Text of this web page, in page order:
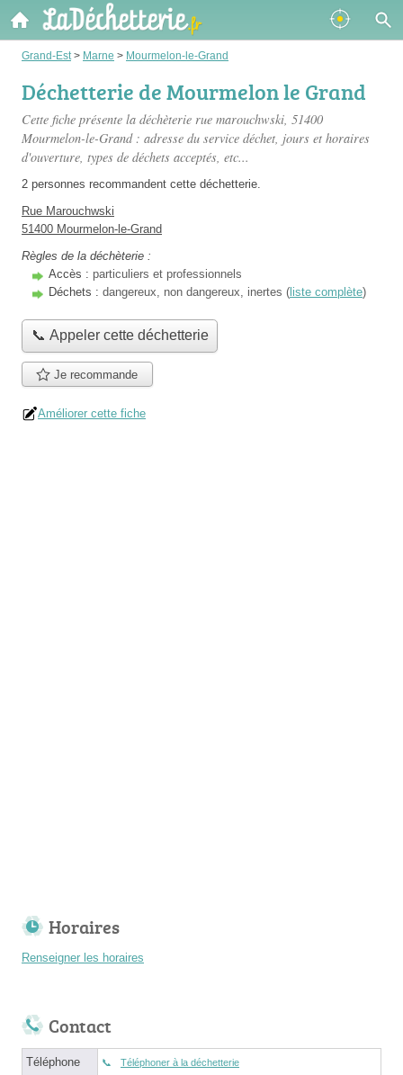
Grand-Est > Marne > Mourmelon-le-Grand
Déchetterie de Mourmelon le Grand
Cette fiche présente la déchèterie rue marouchwski, 51400
Mourmelon-le-Grand : adresse du service déchet, jours et horaires
d'ouverture, types de déchets acceptés, etc...
2 personnes recommandent cette déchetterie.
Rue Marouchwski
51400 Mourmelon-le-Grand
Règles de la déchèterie :
Accès : particuliers et professionnels
Déchets : dangereux, non dangereux, inertes ( liste complète)
📞 Appeler cette déchetterie
Je recommande
Améliorer cette fiche
Horaires
Renseigner les horaires
Contact
Téléphone Téléphoner à la déchetterie